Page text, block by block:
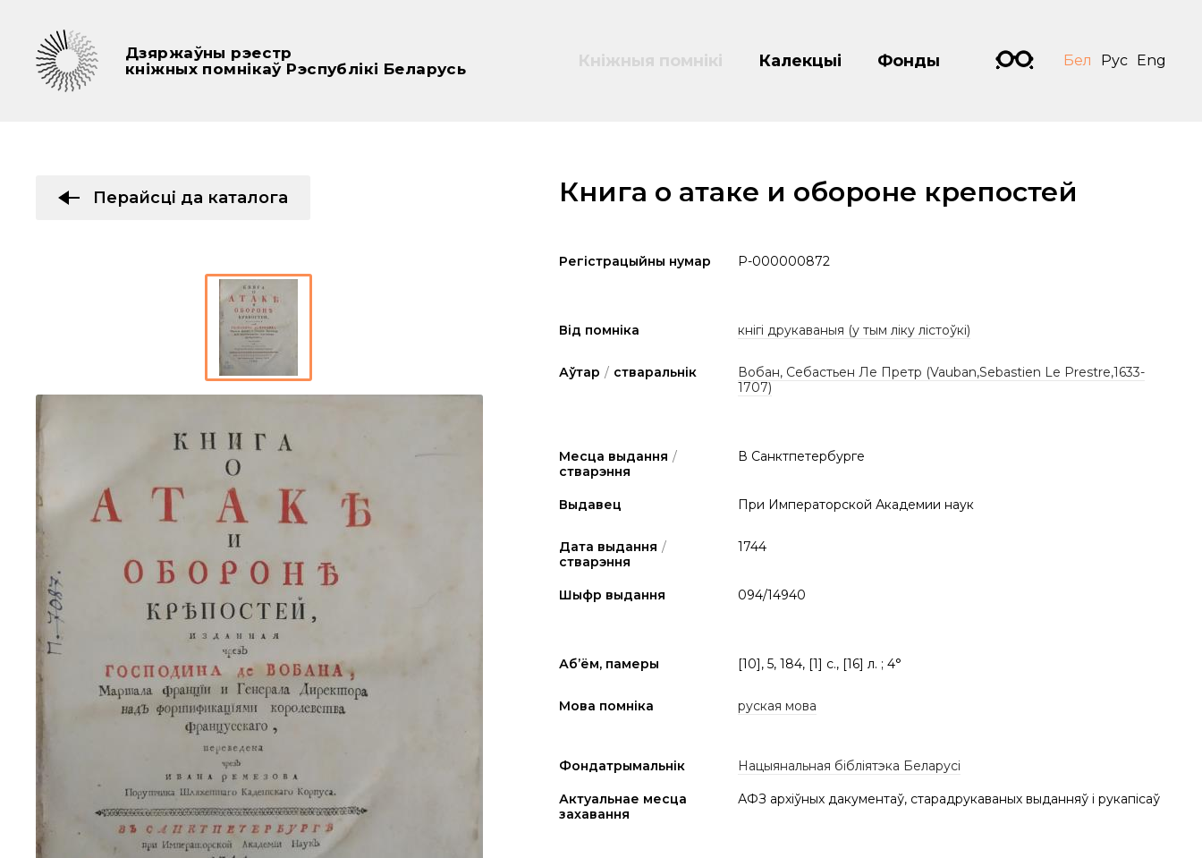
Дзяржаўны рэестр
кніжных помнікаў Рэспублікі Беларусь
Кніжныя помнікі Калекцыі Фонды Бел Рус Eng
Перайсці да каталога Книга о атаке и обороне крепостей
Регістрацыйны нумар P-000000872
Від помніка кнігі друкаваныя (у тым ліку лістоўкі)
Аўтар / стваральнік
Вобан, Себастьен Ле Претр (Vauban,Sebastien Le Prestre,1633-
1707)
Месца выдання /
стварэння
В Санктпетербурге
Выдавец При Императорской Академии наук
Дата выдання /
стварэння
1744
Шыфр выдання 094/14940
Аб’ём, памеры [10], 5, 184, [1] с., [16] л. ; 4°
Мова помніка руская мова
Фондатрымальнік Нацыянальная бібліятэка Беларусі
Актуальнае месца
захавання
АФЗ архіўных дакументаў, старадрукаваных выданняў і рукапісаў